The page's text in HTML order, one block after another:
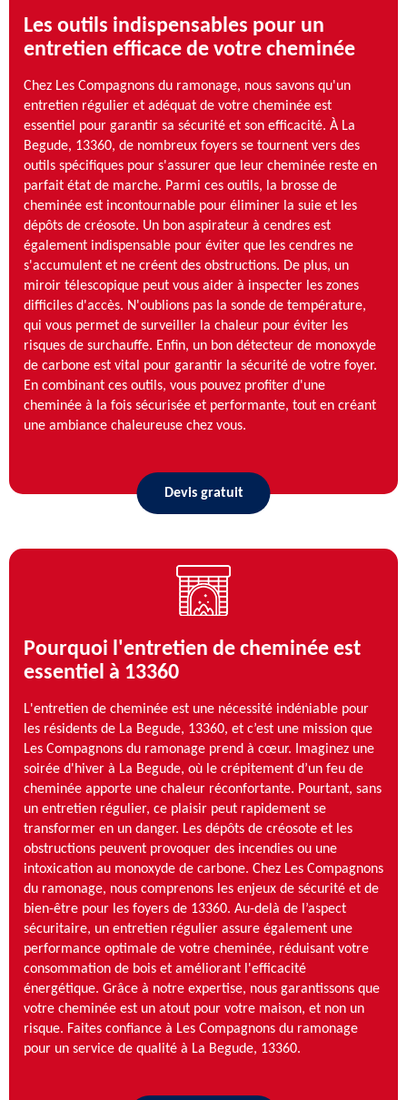
Les outils indispensables pour un
entretien efficace de votre cheminée
Chez Les Compagnons du ramonage, nous savons qu'un
entretien régulier et adéquat de votre cheminée est
essentiel pour garantir sa sécurité et son efficacité. À La
Begude, 13360, de nombreux foyers se tournent vers des
outils spécifiques pour s'assurer que leur cheminée reste en
parfait état de marche. Parmi ces outils, la brosse de
cheminée est incontournable pour éliminer la suie et les
dépôts de créosote. Un bon aspirateur à cendres est
également indispensable pour éviter que les cendres ne
s'accumulent et ne créent des obstructions. De plus, un
miroir télescopique peut vous aider à inspecter les zones
difficiles d'accès. N'oublions pas la sonde de température,
qui vous permet de surveiller la chaleur pour éviter les
risques de surchauffe. Enfin, un bon détecteur de monoxyde
de carbone est vital pour garantir la sécurité de votre foyer.
En combinant ces outils, vous pouvez profiter d'une
cheminée à la fois sécurisée et performante, tout en créant
une ambiance chaleureuse chez vous.
Devis gratuit
Pourquoi l'entretien de cheminée est
essentiel à 13360
L'entretien de cheminée est une nécessité indéniable pour
les résidents de La Begude, 13360, et c’est une mission que
Les Compagnons du ramonage prend à cœur. Imaginez une
soirée d'hiver à La Begude, où le crépitement d’un feu de
cheminée apporte une chaleur réconfortante. Pourtant, sans
un entretien régulier, ce plaisir peut rapidement se
transformer en un danger. Les dépôts de créosote et les
obstructions peuvent provoquer des incendies ou une
intoxication au monoxyde de carbone. Chez Les Compagnons
du ramonage, nous comprenons les enjeux de sécurité et de
bien-être pour les foyers de 13360. Au-delà de l’aspect
sécuritaire, un entretien régulier assure également une
performance optimale de votre cheminée, réduisant votre
consommation de bois et améliorant l'efficacité
énergétique. Grâce à notre expertise, nous garantissons que
votre cheminée est un atout pour votre maison, et non un
risque. Faites confiance à Les Compagnons du ramonage
pour un service de qualité à La Begude, 13360.